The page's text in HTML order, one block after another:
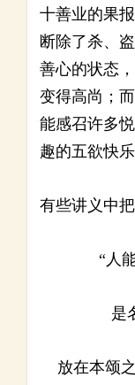
十善业的果
断除了杀、
善心的状态
变得高尚；
能感召许多
趣的五欲快乐
有些讲义中
“人
是
放在本颂之